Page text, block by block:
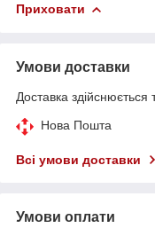
Приховати
Умови доставки
Доставка здійснюється
Нова Пошта
Всі умови доставки
Умови оплати